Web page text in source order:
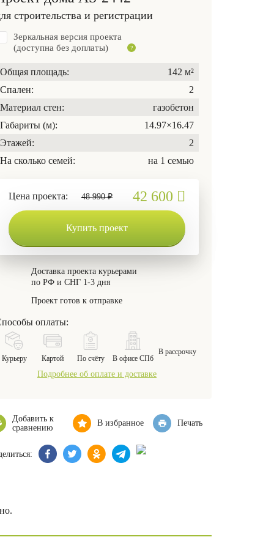
строительства и регистрации
Зеркальная версия проекта
(доступна без доплаты)
Общая площадь:
142 м²
Спален:
2
Материал стен:
газобетон
Габариты (м):
14.97×16.47
Этажей:
2
На сколько семей:
на 1 семью
Цена проекта: 48 990 ₽ 42 600
Купить проект
Доставка проекта курьерами
по РФ и СНГ 1-3 дня
Проект готов к отправке
оплаты:
Курьеру Картой По счёту В офисе СПб
В рассрочку
Подробнее об оплате и доставке
Добавить к
сравнению
В избранное Печать